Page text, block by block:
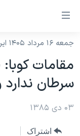
لینکهای
دسترسی
جهش
محتوای
اصلی
نسخه سبک
موضوع ها
ایران
آمریکا
برنامه های
جدول برنامه ها
جمعه ۱۶ مرداد ۱۴۰۵ ایران ۱۳:۳۶
مقامات
سرطان
۰۳ دی ۱۳۸۵
اشتراک